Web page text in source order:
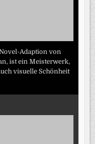
Adaption von
ist ein Meisterwerk,
visuelle Schönheit